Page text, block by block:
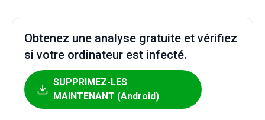
Obtenez une analyse gratuite et vérifiez
si votre ordinateur est infecté.
SUPPRIMEZ-LES
MAINTENANT (Android)